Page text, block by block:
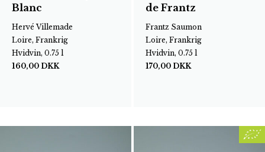
Blanc
Hervé Villemade
Loire, Frankrig
Hvidvin, 0.75 l
160,00 DKK
de Frantz
Frantz Saumon
Loire, Frankrig
Hvidvin, 0.75 l
170,00 DKK